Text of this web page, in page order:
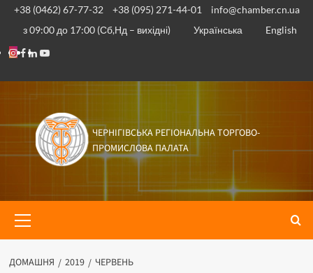
Перейти
вмісту
+38 (0462) 67-77-32 +38 (095) 271-44-01
info@chamber.cn.ua
з 09:00 до 17:00 (Сб,Нд – вихідні)
Українська
English
Instagram
Facebook
Linkedin
Youtube
ЧЕРНІГІВСЬКА РЕГІОНАЛЬНА ТОРГОВО-
ПРОМИСЛОВА ПАЛАТА
меню
ДОМАШНЯ 2019 ЧЕРВЕНЬ